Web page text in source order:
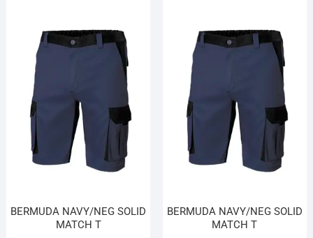
BERMUDA NAVY/NEG SOLID
MATCH T
BERMUDA NAVY/NEG SOLID
MATCH T